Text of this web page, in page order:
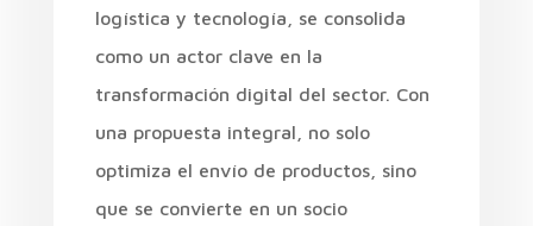
logística y tecnología, se consolida
como un actor clave en la
transformación digital del sector. Con
una propuesta integral, no solo
optimiza el envío de productos, sino
que se convierte en un socio